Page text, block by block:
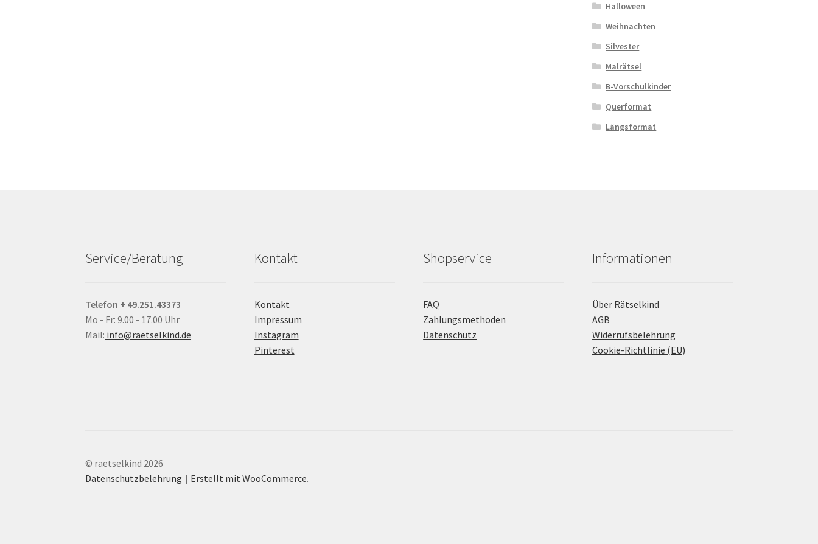
Halloween
Weihnachten
Silvester
Malrätsel
B-Vorschulkinder
Querformat
Längsformat
Service/Beratung
Telefon + 49.251.43373
Mo - Fr: 9.00 - 17.00 Uhr
Mail: info@raetselkind.de
Kontakt
Kontakt
Impressum
Instagram
Pinterest
Shopservice
FAQ
Zahlungsmethoden
Datenschutz
Informationen
Über Rätselkind
AGB
Widerrufsbelehrung
Cookie-Richtlinie (EU)
© raetselkind 2026
Datenschutzbelehrung
Erstellt mit WooCommerce.